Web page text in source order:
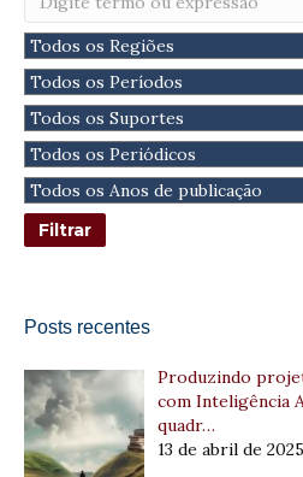
Posts recentes
Produzindo
com Inteligência
quadr…
13 de abril de 2025